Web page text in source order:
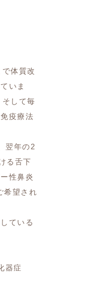
体質改
いま
して毎
疫療法
翌年の2
る舌下
性鼻炎
希望され
ている
器症